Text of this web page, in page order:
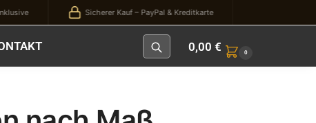
Sicherer Kauf – PayPal & Kreditkarte
0,00 € 0